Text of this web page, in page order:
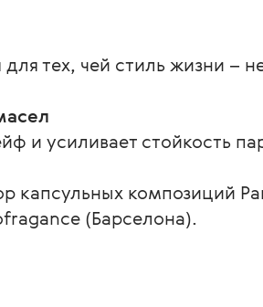
тех, чей стиль жизни –
и усиливает стойкость
капсульных композиций
(Барселона).